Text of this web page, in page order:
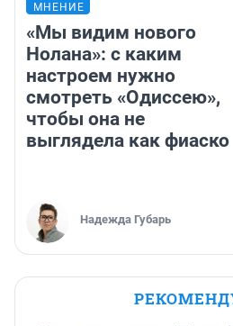
МНЕНИЕ
«Мы видим нового
Нолана»: с каким
настроем нужно
смотреть «Одиссею»,
чтобы она не
выглядела как фиаско
Надежда Губарь